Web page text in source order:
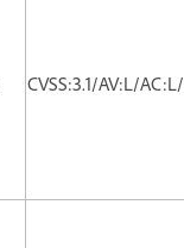
CVSS:3.1/AV:L/